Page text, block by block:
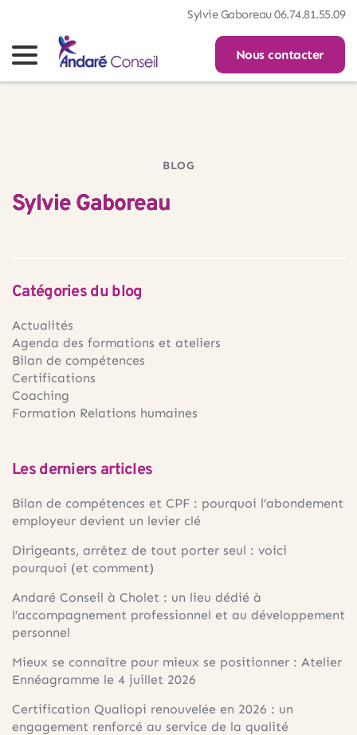
Sylvie Gaboreau 06.74.81.55.09
Nous contacter
BLOG
Sylvie Gaboreau
Catégories du blog
Actualités
Agenda des formations et ateliers
Bilan de compétences
Certifications
Coaching
Formation Relations humaines
Les derniers articles
Bilan de compétences et CPF : pourquoi l’abondement
employeur devient un levier clé
Dirigeants, arrêtez de tout porter seul : voici
pourquoi (et comment)
Andaré Conseil à Cholet : un lieu dédié à
l’accompagnement professionnel et au développement
personnel
Mieux se connaître pour mieux se positionner : Atelier
Ennéagramme le 4 juillet 2026
Certification Qualiopi renouvelée en 2026 : un
engagement renforcé au service de la qualité